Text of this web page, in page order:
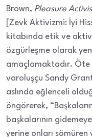
Brown, Pleasure
[Zevk Aktivizmi: İyi
kitabında etik ve
özgürleşme olarak
amaçlamaktadır.
varoluşçu Sandy
aslında eğlenceli
öngörerek,
başkalarının
yerine onları